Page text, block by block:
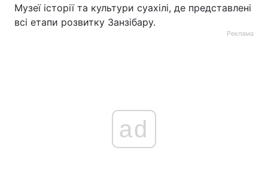
Музеї історії та культури суахілі, де представлені
всі етапи розвитку Занзібару.
Реклама
ad